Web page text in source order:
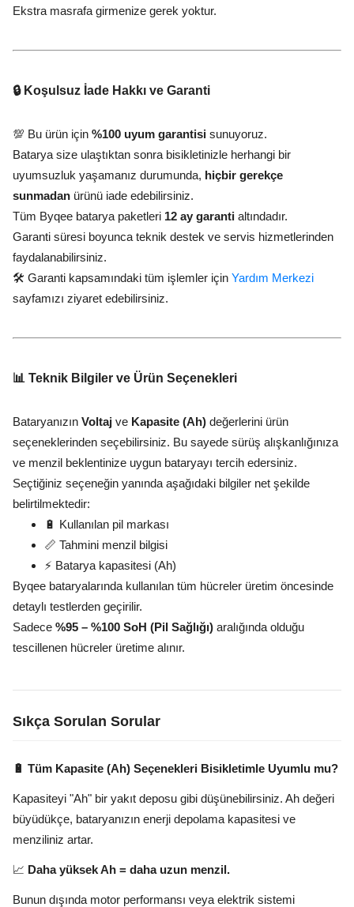
Ekstra masrafa girmenize gerek yoktur.
🔒 Koşulsuz İade Hakkı ve Garanti
💯 Bu ürün için %100 uyum garantisi sunuyoruz.
Batarya size ulaştıktan sonra bisikletinizle herhangi bir
uyumsuzluk yaşamanız durumunda, hiçbir gerekçe
sunmadan ürünü iade edebilirsiniz.
Tüm Byqee batarya paketleri 12 ay garanti altındadır.
Garanti süresi boyunca teknik destek ve servis hizmetlerinden
faydalanabilirsiniz.
🛠️ Garanti kapsamındaki tüm işlemler için Yardım Merkezi
sayfamızı ziyaret edebilirsiniz.
📊 Teknik Bilgiler ve Ürün Seçenekleri
Bataryanızın Voltaj ve Kapasite (Ah) değerlerini ürün
seçeneklerinden seçebilirsiniz. Bu sayede sürüş alışkanlığınıza
ve menzil beklentinize uygun bataryayı tercih edersiniz.
Seçtiğiniz seçeneğin yanında aşağıdaki bilgiler net şekilde
belirtilmektedir:
🔋 Kullanılan pil markası
📏 Tahmini menzil bilgisi
⚡ Batarya kapasitesi (Ah)
Byqee bataryalarında kullanılan tüm hücreler üretim öncesinde
detaylı testlerden geçirilir.
Sadece %95 – %100 SoH (Pil Sağlığı) aralığında olduğu
tescillenen hücreler üretime alınır.
Sıkça Sorulan Sorular
🔋 Tüm Kapasite (Ah) Seçenekleri Bisikletimle Uyumlu mu?
Kapasiteyi "Ah" bir yakıt deposu gibi düşünebilirsiniz. Ah değeri
büyüdükçe, bataryanızın enerji depolama kapasitesi ve
menziliniz artar.
📈 Daha yüksek Ah = daha uzun menzil.
Bunun dışında motor performansı veya elektrik sistemi